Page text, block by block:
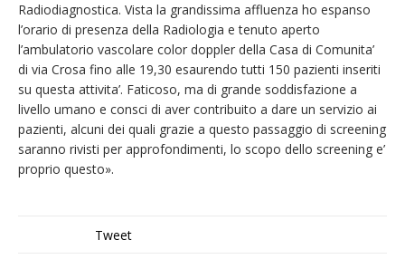
Radiodiagnostica. Vista la grandissima affluenza ho espanso
l’orario di presenza della Radiologia e tenuto aperto
l’ambulatorio vascolare color doppler della Casa di Comunita’
di via Crosa fino alle 19,30 esaurendo tutti 150 pazienti inseriti
su questa attivita’. Faticoso, ma di grande soddisfazione a
livello umano e consci di aver contribuito a dare un servizio ai
pazienti, alcuni dei quali grazie a questo passaggio di screening
saranno rivisti per approfondimenti, lo scopo dello screening e’
proprio questo».
Tweet